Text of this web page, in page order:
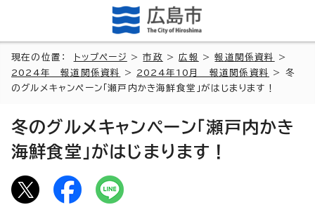
現在の位置： トップページ >市政 >広報 >報道関係資料
>
2024年 報道関係資料
> 2024年10月 報道関係資料
> 冬
のグルメキャンペーン「瀬戸内かき海鮮食堂」がはじまります！
冬のグルメキャンペーン「瀬戸内かき
海鮮食堂」がはじまります！